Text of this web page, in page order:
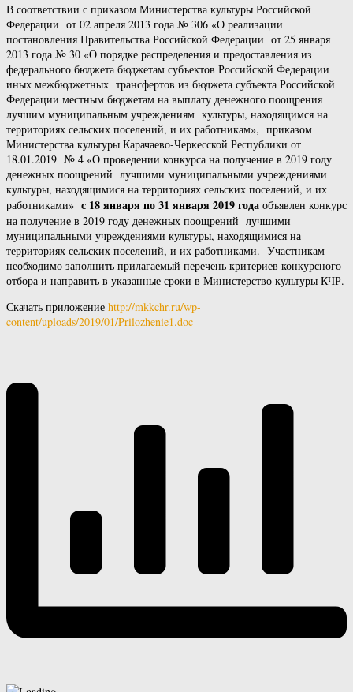
В соответствии с приказом Министерства культуры Российской
Федерации от 02 апреля 2013 года № 306 «О реализации
постановления Правительства Российской Федерации от 25 января
2013 года № 30 «О порядке распределения и предоставления из
федерального бюджета бюджетам субъектов Российской Федерации
иных межбюджетных трансфертов из бюджета субъекта Российской
Федерации местным бюджетам на выплату денежного поощрения
лучшим муниципальным учреждениям культуры, находящимся на
территориях сельских поселений, и их работникам», приказом
Министерства культуры Карачаево-Черкесской Республики от
18.01.2019 № 4 «О проведении конкурса на получение в 2019 году
денежных поощрений лучшими муниципальными учреждениями
культуры, находящимися на территориях сельских поселений, и их
работниками» с 18 января по 31 января 2019 года объявлен конкурс
на получение в 2019 году денежных поощрений лучшими
муниципальными учреждениями культуры, находящимися на
территориях сельских поселений, и их работниками. Участникам
необходимо заполнить прилагаемый перечень критериев конкурсного
отбора и направить в указанные сроки в Министерство культуры КЧР.
Скачать приложение http://mkkchr.ru/wp-
content/uploads/2019/01/Prilozhenie1.doc